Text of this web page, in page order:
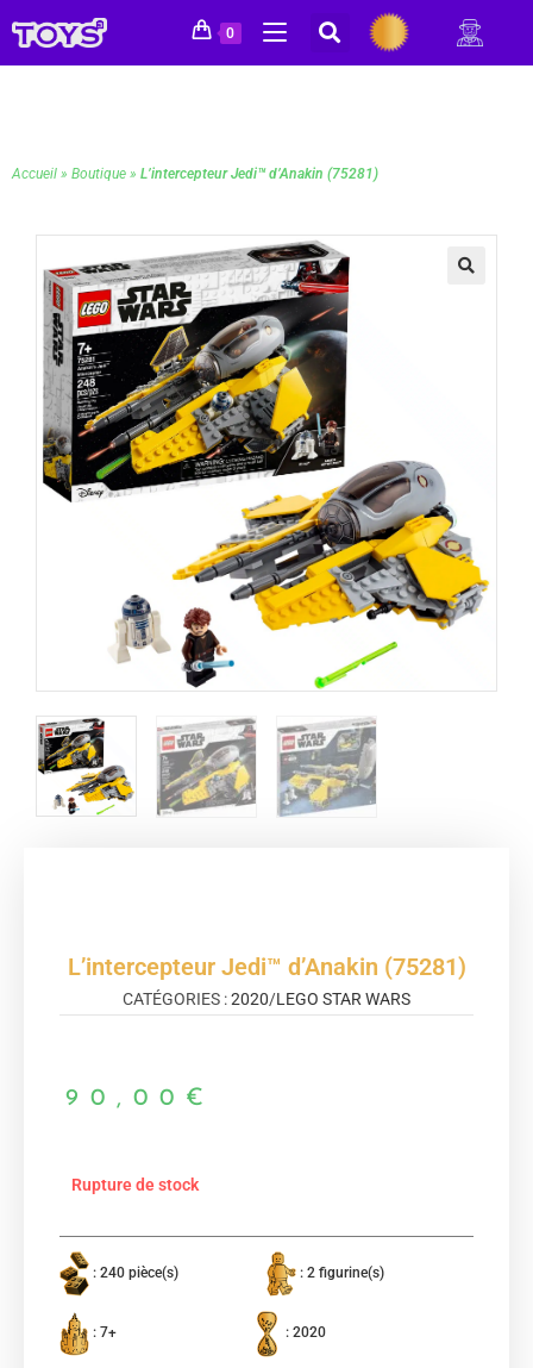
0
Accueil » Boutique » L’intercepteur Jedi™ d’Anakin (75281)
L’intercepteur Jedi™ d’Anakin (75281)
CATÉGORIES :2020/LEGO STAR WARS
90,00 €
Rupture de stock
: 240 pièce(s) : 2 figurine(s)
: 7+ : 2020